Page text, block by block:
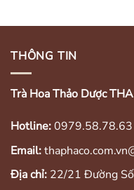
THÔNG TIN
Trà Hoa Thảo Dược
Hotline:0979.58.78.63
Email:
Địa chỉ: 22/21 Đường